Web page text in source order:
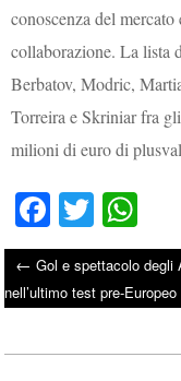
conoscenza del
collaborazione. La lista
Berbatov, Modric,
Torreira e Skriniar fra
milioni di euro di
Fa
ce
bo
ok
T
wi
tte
r
ha
ts
A
pp
Post
← Gol e spettacolo degli
nell’ultimo test pre-Europeo